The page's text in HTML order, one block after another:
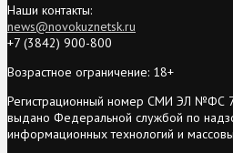
Наши контакты:
news@novokuznetsk.ru
+7 (3842) 900-800
Возрастное ограничение: 18+
Регистрационный номер СМИ ЭЛ №ФС
выдано Федеральной службой по
информационных технологий и